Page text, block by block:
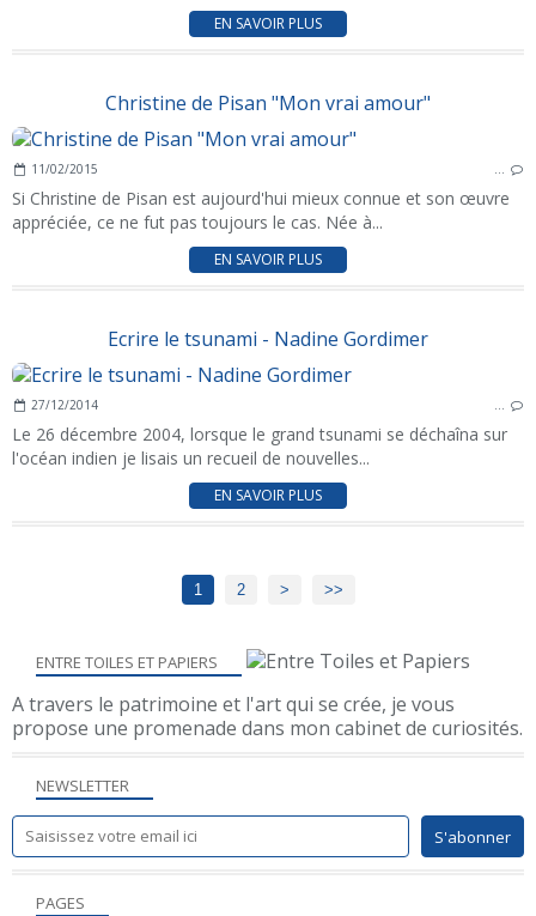
EN SAVOIR PLUS
Christine de Pisan "Mon vrai amour"
11/02/2015 …
Si Christine de Pisan est aujourd'hui mieux connue et son œuvre
appréciée, ce ne fut pas toujours le cas. Née à...
EN SAVOIR PLUS
Ecrire le tsunami - Nadine Gordimer
27/12/2014 …
Le 26 décembre 2004, lorsque le grand tsunami se déchaîna sur
l'océan indien je lisais un recueil de nouvelles...
EN SAVOIR PLUS
1 2 > >>
NEWSLETTER
ENTRE TOILES ET PAPIERS
A travers le patrimoine et l'art qui se crée, je vous
propose une promenade dans mon cabinet de curiosités.
PAGES